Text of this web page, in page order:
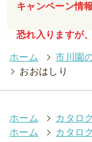
キャンペーン情
恐れ入りますが
ホーム > 市川園
> おおはしり
ホーム > カタロ
ホーム
> カタロ